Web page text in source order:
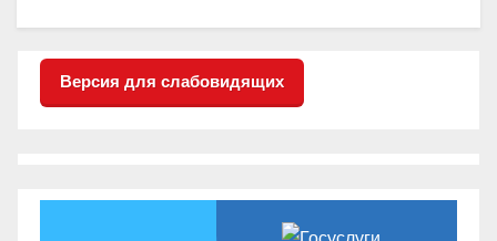
Версия для слабовидящих